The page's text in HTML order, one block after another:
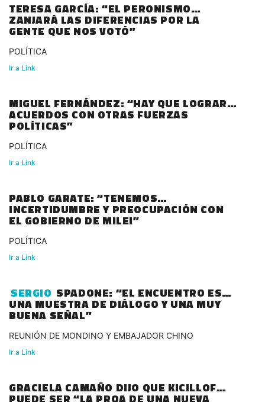
TERESA GARCÍA: “EL PERONISMO
ZANJARÁ LAS DIFERENCIAS POR LA
GENTE QUE NOS VOTÓ”
POLÍTICA
Ir a Link
MIGUEL FERNÁNDEZ: “HAY QUE LOGRAR
ACUERDOS CON OTRAS FUERZAS
POLÍTICAS”
POLÍTICA
Ir a Link
PABLO GARATE: “TENEMOS
INCERTIDUMBRE Y PREOCUPACIÓN CON
EL GOBIERNO DE MILEI”
POLÍTICA
Ir a Link
SERGIO SPADONE: “EL ENCUENTRO ES
UNA MUESTRA DE DIÁLOGO Y UNA MUY
BUENA SEÑAL”
REUNIÓN DE MONDINO Y EMBAJADOR CHINO
Ir a Link
GRACIELA CAMAÑO DIJO QUE KICILLOF
PUEDE SER “LA PROA DE UNA NUEVA